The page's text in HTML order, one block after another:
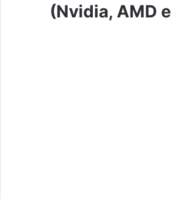
(Nvidia, AMD